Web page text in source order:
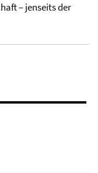
– jenseits der